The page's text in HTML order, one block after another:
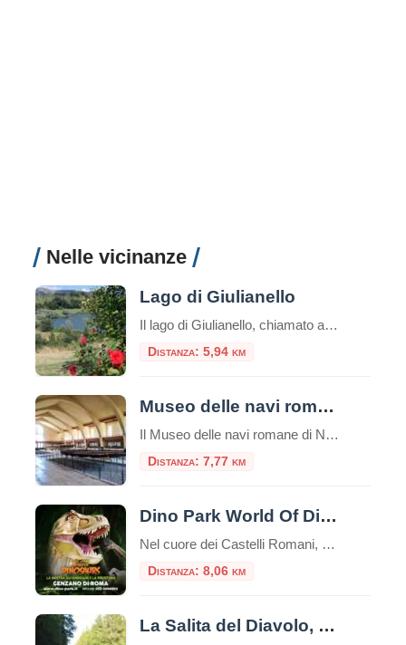
Nelle vicinanze
Lago di Giulianello
Il lago di Giulianello, chiamato anche "Lago La Torre" è il terzo lago vulcanico dei Colli Albani, dopo il Lago Albano e il lago di Nemi.
Distanza: 5,94 km
Museo delle navi romane di Nemi
Il Museo delle navi romane di Nemi è un luogo unico nel suo genere, che custodisce due preziose reliquie della storia romana: due scafi di navi dalle misure rispettivamente di m. 71,30 x 20 e m. 73 x 24. Risalenti una al I secolo d.C. e l’altra al II secolo d.C., entrambe ritrovate nel lago […]
Distanza: 7,77 km
Dino Park World Of Dinosaurs
Nel cuore dei Castelli Romani, a pochi chilometri da Roma, si nasconde un’esperienza unica che permette di fare un salto indietro nel tempo di milioni di anni. Il Dino Park World Of Dinosaurs di Genzano di Roma è un parco tematico dedicato interamente ai giganti del passato, che offre un’avventura coinvolgente ed educativa per tutta […]
Distanza: 8,06 km
La Salita del Diavolo, la strada antigravitazionale